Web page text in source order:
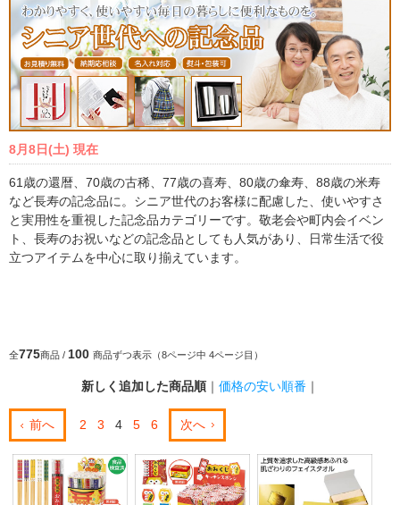
8月8日(土) 現在
61歳の還暦、70歳の古稀、77歳の喜寿、80歳の傘寿、88歳の米寿
など長寿の記念品に。シニア世代のお客様に配慮した、使いやすさ
と実用性を重視した記念品カテゴリーです。敬老会や町内会イベン
ト、長寿のお祝いなどの記念品としても人気があり、日常生活で役
立つアイテムを中心に取り揃えています。
全775商品 / 100 商品ずつ表示（8ページ中 4ページ目）
新しく追加した商品順 ｜ 価格の安い順番 ｜
前へ 2 3 4 5 6 次へ